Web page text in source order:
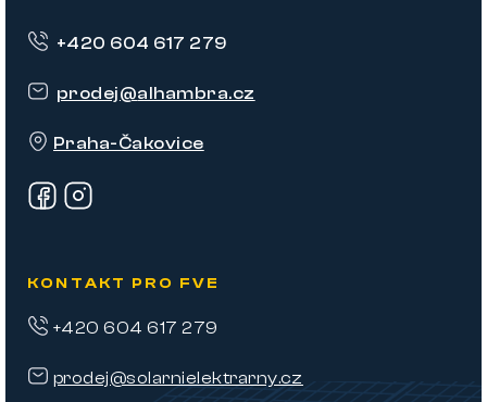
prodej@alhambra.cz
Praha-Čakovice
+420 604 617 279
KONTAKT PRO FVE
prodej@solarnielektrarny.cz
+420 604 617 279